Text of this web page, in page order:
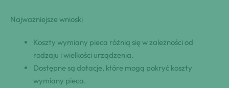
Najważniejsze wnioski
Koszty wymiany pieca różnią się w zależności od
rodzaju i wielkości urządzenia.
Dostępne są dotacje, które mogą pokryć koszty
wymiany pieca.